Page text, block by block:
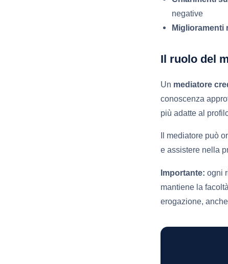
negative
Miglioramenti
Il ruolo del
Un mediatore
conoscenza
più adatte al
Il mediatore può
e assistere nella
Importante: ogni
mantiene la
erogazione,